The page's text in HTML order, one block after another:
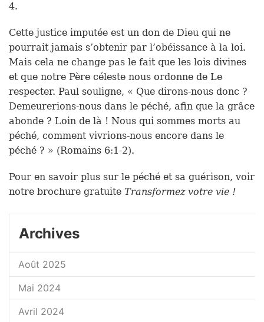
4.
Cette justice imputée est un don de Dieu qui ne
pourrait jamais s’obtenir par l’obéissance à la loi.
Mais cela ne change pas le fait que les lois divines
et que notre Père céleste nous ordonne de Le
respecter. Paul souligne, « Que dirons-nous donc ?
Demeurerions-nous dans le péché, afin que la grâce
abonde ? Loin de là ! Nous qui sommes morts au
péché, comment vivrions-nous encore dans le
péché ? » (Romains 6:1-2).
Pour en savoir plus sur le péché et sa guérison, voir
notre brochure gratuite Transformez votre vie !
Archives
Août 2025
Mai 2024
Avril 2024